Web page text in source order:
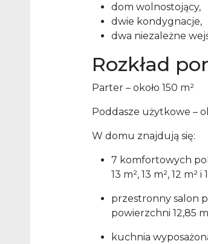
dom wolnostojący,
dwie kondygnacje,
dwa niezależne
Rozkład
Parter – około 150 m²
Poddasze użytkowe –
W domu znajdują się:
7 komfortowych
13 m², 13 m², 12 m² i
przestronny salon
powierzchni 12,85
kuchnia